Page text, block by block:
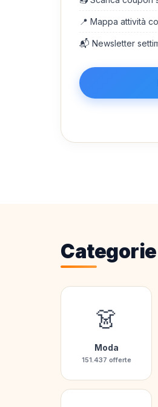
📍 Mappa attività
📬 Newsletter
👗
Moda
151.437 offerte